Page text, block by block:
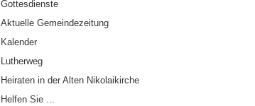
Gottesdienste
Aktuelle Gemeindezeitung
Kalender
Lutherweg
Heiraten in der Alten Nikolaikirche
Helfen Sie ...